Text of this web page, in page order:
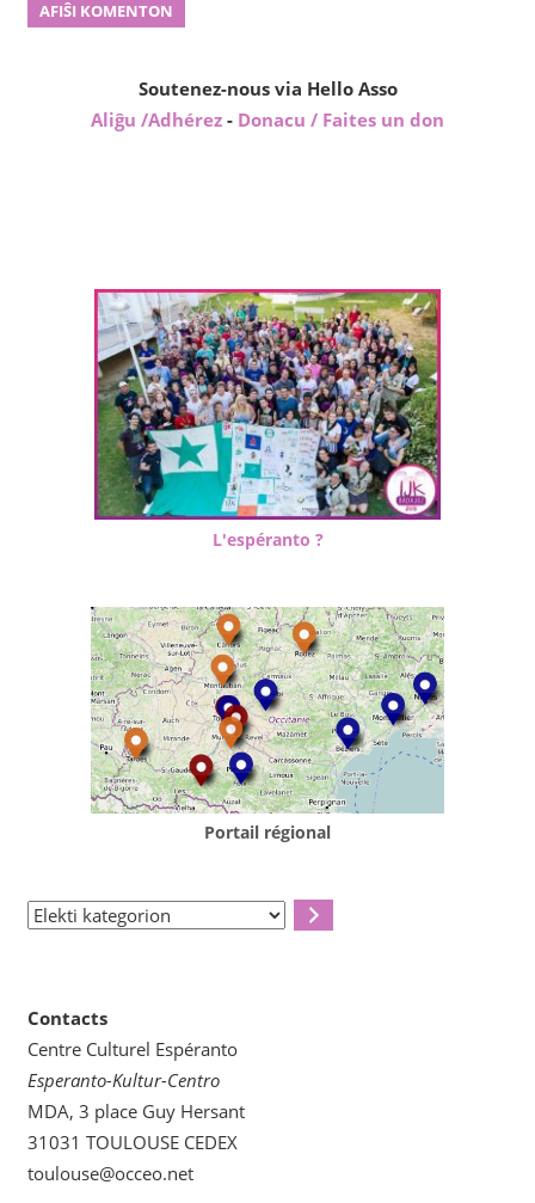
Soutenez-nous via Hello Asso
Aliĝu /Adhérez - Donacu / Faites un don
L'espéranto ?
Portail régional
Elekti
Contacts
Centre Culturel Espéranto
Esperanto-Kultur-Centro
MDA, 3 place Guy Hersant
31031 TOULOUSE CEDEX
toulouse@occeo.net